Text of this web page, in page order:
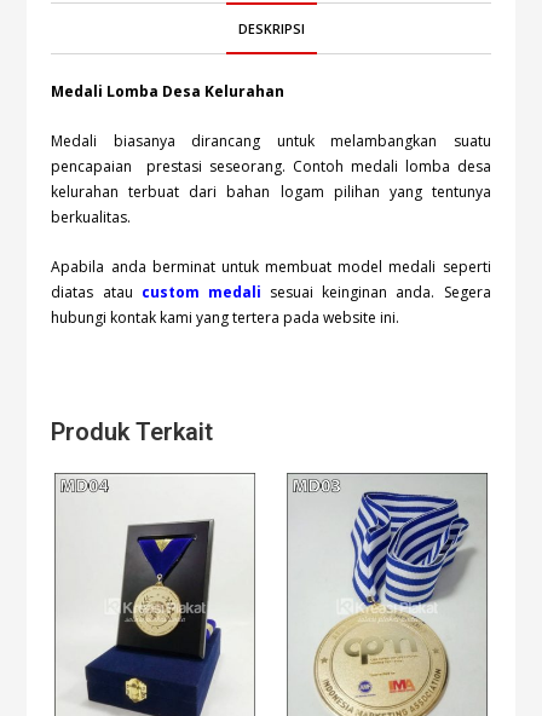
DESKRIPSI
Medali Lomba Desa Kelurahan
Medali biasanya dirancang untuk melambangkan suatu
pencapaian prestasi seseorang. Contoh medali lomba desa
kelurahan terbuat dari bahan logam pilihan yang tentunya
berkualitas.
Apabila anda berminat untuk membuat model medali seperti
diatas atau custom medali sesuai keinginan anda. Segera
hubungi kontak kami yang tertera pada website ini.
Produk Terkait